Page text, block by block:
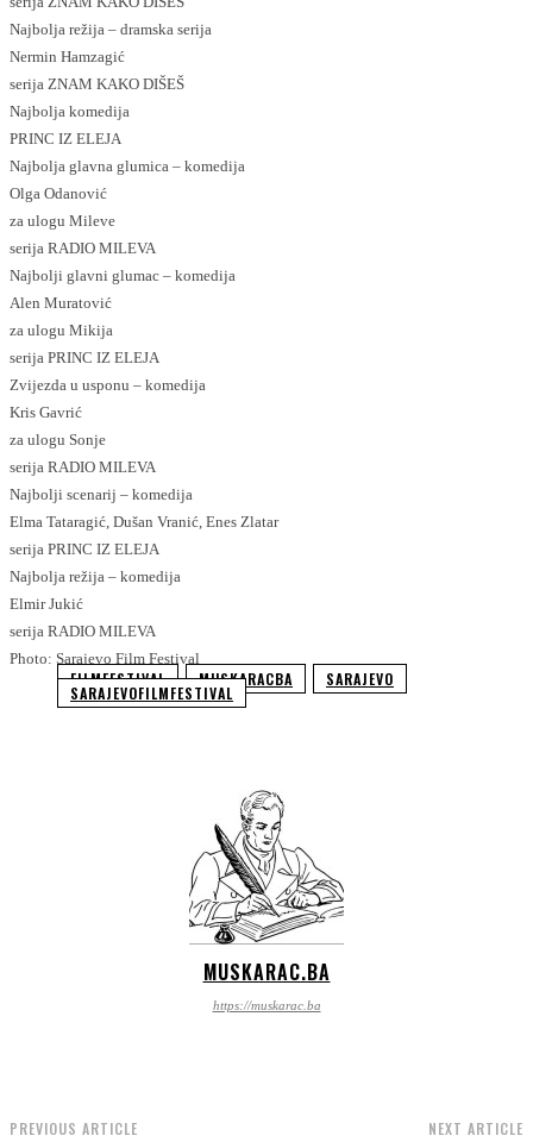
Najbolja režija – dramska serija
Nermin Hamzagić
serija ZNAM KAKO DIŠEŠ
Najbolja komedija
PRINC IZ ELEJA
Najbolja glavna glumica – komedija
Olga Odanović
za ulogu Mileve
serija RADIO MILEVA
Najbolji glavni glumac – komedija
Alen Muratović
za ulogu Mikija
serija PRINC IZ ELEJA
Zvijezda u usponu – komedija
Kris Gavrić
za ulogu Sonje
serija RADIO MILEVA
Najbolji scenarij – komedija
Elma Tataragić, Dušan Vranić, Enes Zlatar
serija PRINC IZ ELEJA
Najbolja režija – komedija
Elmir Jukić
serija RADIO MILEVA
Photo: Sarajevo Film Festival
FILMFESTIVAL MUSKARACBA SARAJEVO
SARAJEVOFILMFESTIVAL
MUSKARAC.BA
https://muskarac.ba
PREVIOUS ARTICLE NEXT ARTICLE